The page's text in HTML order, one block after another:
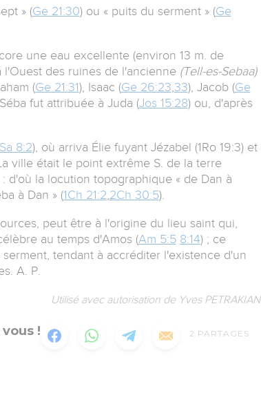
» (Ge 21:30) ou « puits du serment » (Ge
une eau excellente (environ 13 m. de
des ruines de l'ancienne (Tell-es-Sebaa)
(Ge 21:31), Isaac (Ge 26:23 33), Jacob (Ge
fut attribuée à Juda (Jos 15:28) ou, d'après
8:2), où arriva Élie fuyant Jézabel (1Ro 19:3) et
ville était le point extrême S. de la terre
d'où la locution topographique « de Dan à
à Dan » (1Ch 21:2 2Ch 30:5).
peut être à l'origine du lieu saint qui,
au temps d'Amos (Am 5:5 8:14) ; ce
tendant à accréditer l'existence d'un
A. P.
Utilisé avec autorisation de Yves PETRAKIAN
! 2 PARTAGES